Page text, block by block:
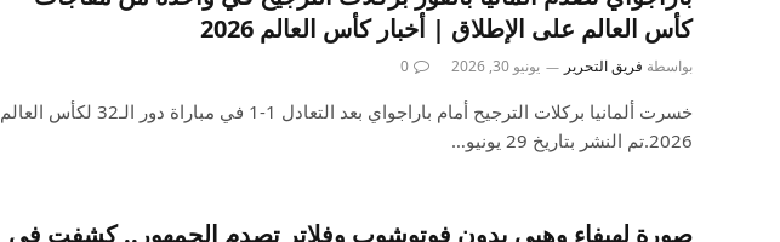
كأس العالم على الإطلاق | أخبار كأس العالم 2026
بواسطة فريق التحرير يونيو 30, 2026 0
خسرت ألمانيا بركلات الترجيح أمام باراجواي بعد التعادل 1-1 في مباراة دور الـ32 لكأس العالم
2026.تم النشر بتاريخ 29 يونيو…
صورة لهيفاء وهبي بدون فوتوشوب وفلاتر تصدم الجمهور.. كشفت في